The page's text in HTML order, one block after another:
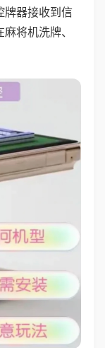
牌器接收到信
将机洗牌、